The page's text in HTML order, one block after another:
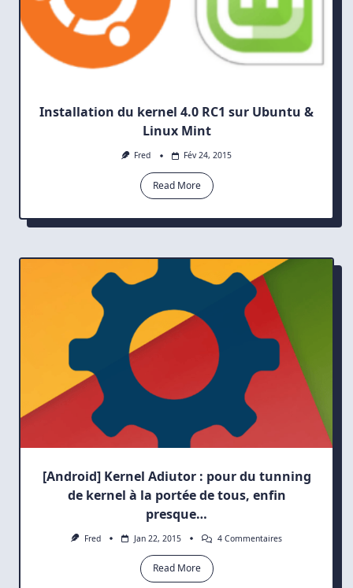
Installation du kernel 4.0 RC1 sur Ubuntu &
Linux Mint
Fred Fév 24, 2015
Read More
[Android] Kernel Adiutor : pour du tunning
de kernel à la portée de tous, enfin
presque…
Fred Jan 22, 2015 4 CommentairesSur
Read More